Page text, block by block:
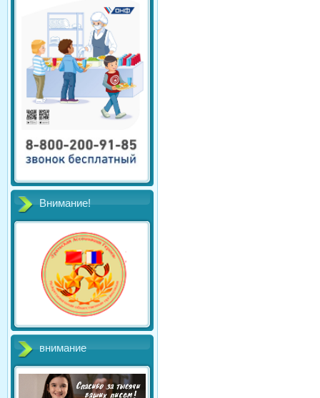
Внимание!
внимание